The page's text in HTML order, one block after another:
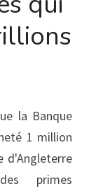
la Banque
1 million
d'Angleterre
primes